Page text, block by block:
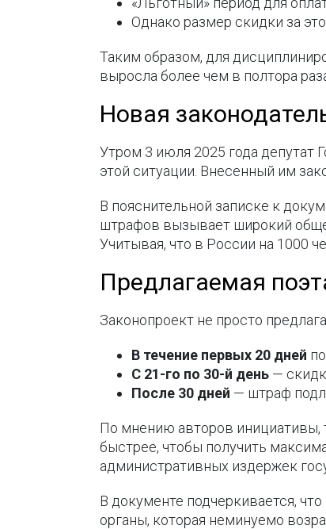
Однако размер скидки за
Таким образом, для
выросла более чем в полтора
Новая
Утром 3 июля 2025 года депутат
этой ситуации. Внесенный им
В пояснительной записке к
штрафов вызывает широкий
Учитывая, что в России на 1000
Предлагаемая
Законопроект не просто
В течение первых 20 дней
С 21-го по 30-й день —
После 30 дней — штраф
По мнению авторов инициативы,
быстрее, чтобы получить
административных издержек
В документе подчеркивается,
органы, которая неминуемо